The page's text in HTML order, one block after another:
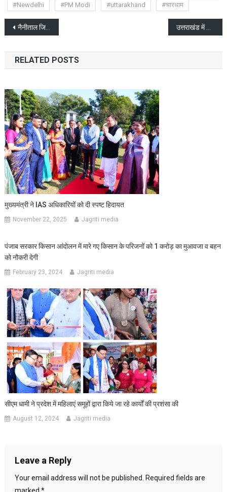
#Newdelhi
#PM Modi #uttarakhand #चारधाम
Post
navigation
नैनीताल जिले को मुख्यमंत्री धामी की बड़ी सौगात उत्तराखंड में कृषि शिविर लगाकर किसानों को प्रशिक्षण देना चाहिए : मंत्री प्रसाद नैथानी
RELATED POSTS
मुख्यमंत्री ने IAS अधिकारियों को दी स्पष्ट हिदायत
November 22, 2025 Jagriti media
पंजाब सरकार किसान आंदोलन में मारे गए किसान के परिजनों को 1 करोड़ का मुआवजा व बहन
को नौकरी देगी
February 23, 2024 Jagriti media
सीएम धामी ने प्रदेश में महिलाएं समूहों द्वारा किये जा रहे कार्यों की प्रशंसा की
August 12, 2024 Jagriti media
Leave a Reply
Your email address will not be published. Required fields are